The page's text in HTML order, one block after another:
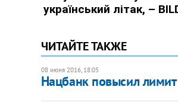
ЧИТАЙТЕ ТАКЖЕ
08 июня 2016, 18:05
Нацбанк повысил